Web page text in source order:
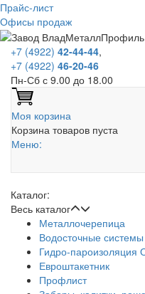
Прайс-лист
Офисы продаж
+7 (4922) 42-44-44,
+7 (4922) 46-20-46
Пн-Сб с 9.00 до 18.00
Моя корзина
Корзина товаров пуста
Меню:
Каталог:
Весь каталог
Металлочерепица
Водосточные системы
Гидро-пароизоляция
Евроштакетник
Профлист